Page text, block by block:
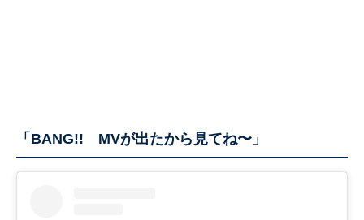
「BANG!! MVが出たから見てね〜」